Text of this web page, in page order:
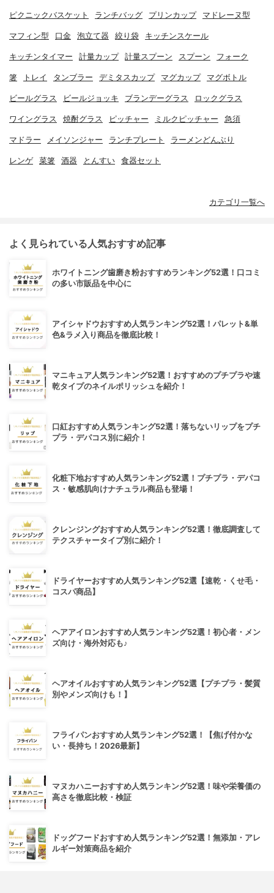
ピクニックバスケット ランチバッグ プリンカップ マドレーヌ型
マフィン型 口金 泡立て器 絞り袋 キッチンスケール
キッチンタイマー 計量カップ 計量スプーン スプーン フォーク
箸 トレイ タンブラー デミタスカップ マグカップ マグボトル
ビールグラス ビールジョッキ ブランデーグラス ロックグラス
ワイングラス 焼酎グラス ピッチャー ミルクピッチャー 急須
マドラー メイソンジャー ランチプレート ラーメンどんぶり
レンゲ 菜箸 酒器 とんすい 食器セット
カテゴリ一覧へ
よく見られている人気おすすめ記事
ホワイトニング歯磨き粉おすすめランキング52選！口コミ
の多い市販品を中心に
アイシャドウおすすめ人気ランキング52選！パレット&単
色&ラメ入り商品を徹底比較！
マニキュア人気ランキング52選！おすすめのプチプラや速
乾タイプのネイルポリッシュを紹介！
口紅おすすめ人気ランキング52選！落ちないリップをプチ
プラ・デパコス別に紹介！
化粧下地おすすめ人気ランキング52選！プチプラ・デパコ
ス・敏感肌向けナチュラル商品も登場！
クレンジングおすすめ人気ランキング52選！徹底調査して
テクスチャータイプ別に紹介！
ドライヤーおすすめ人気ランキング52選【速乾・くせ毛・
コスパ商品】
ヘアアイロンおすすめ人気ランキング52選！初心者・メン
ズ向け・海外対応も♪
ヘアオイルおすすめ人気ランキング52選【プチプラ・髪質
別やメンズ向けも！】
フライパンおすすめ人気ランキング52選！【焦げ付かな
い・長持ち！2026最新】
マヌカハニーおすすめ人気ランキング52選！味や栄養価の
高さを徹底比較・検証
ドッグフードおすすめ人気ランキング52選！無添加・アレ
ルギー対策商品を紹介